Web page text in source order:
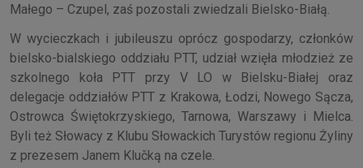
Małego – Czupel, zaś pozostali zwiedzali Bielsko-Białą.
W wycieczkach i jubileuszu oprócz gospodarzy, członków
bielsko-bialskiego oddziału PTT, udział wzięła młodzież ze
szkolnego koła PTT przy V LO w Bielsku-Białej oraz
delegacje oddziałów PTT z Krakowa, Łodzi, Nowego Sącza,
Ostrowca Świętokrzyskiego, Tarnowa, Warszawy i Mielca.
Byli też Słowacy z Klubu Słowackich Turystów regionu Żyliny
z prezesem Janem Klučką na czele.